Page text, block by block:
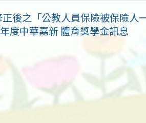
後之「公教人員保險被保險人
度中華嘉新 體育獎學金訊息